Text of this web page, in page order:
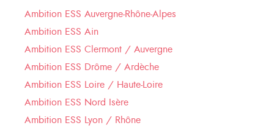
Ambition ESS Auvergne-Rhône-Alpes
Ambition ESS Ain
Ambition ESS Clermont / Auvergne
Ambition ESS Drôme / Ardèche
Ambition ESS Loire / Haute-Loire
Ambition ESS Nord Isère
Ambition ESS Lyon / Rhône